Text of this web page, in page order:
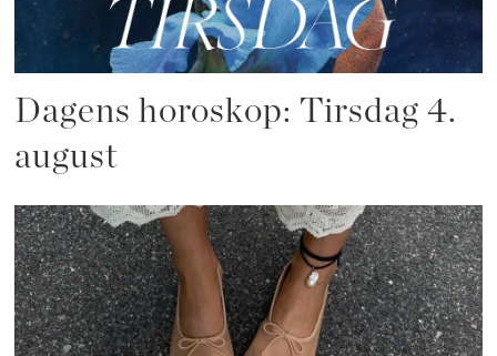
Dagens horoskop: Tirsdag 4.
august